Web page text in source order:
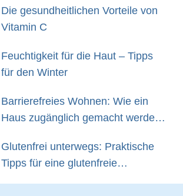
Die gesundheitlichen Vorteile von
Vitamin C
Feuchtigkeit für die Haut – Tipps
für den Winter
Barrierefreies Wohnen: Wie ein
Haus zugänglich gemacht werden
Glutenfrei unterwegs: Praktische
Tipps für eine glutenfreie